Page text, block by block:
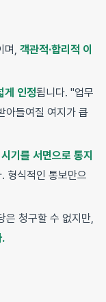
며, 객관적·합리적 이
게 인정됩니다. "업무
아들여질 여지가 큽
기를 서면으로 통지
형식적인 통보만으
은 청구할 수 없지만,
.